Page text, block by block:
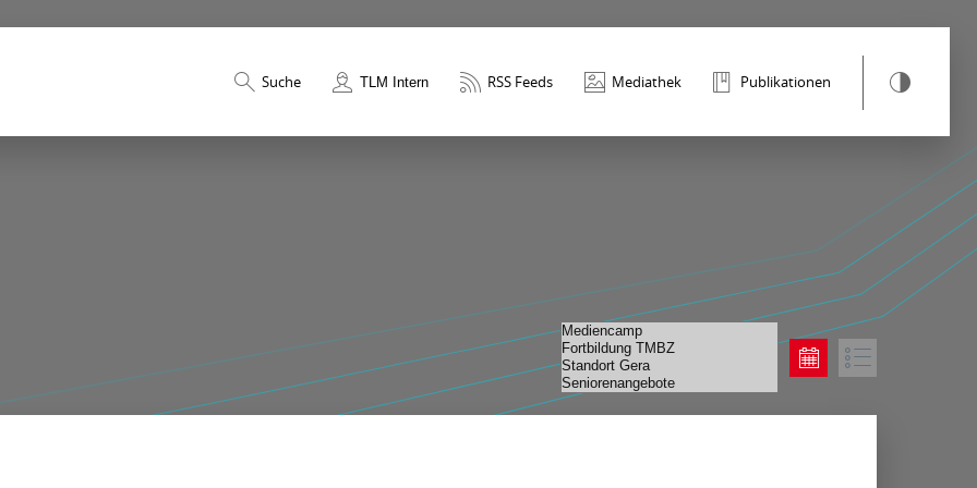
Suche TLM Intern RSS Feeds Mediathek Publikationen